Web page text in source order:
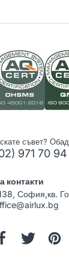
съвет?
971 70
контакти
София,кв.